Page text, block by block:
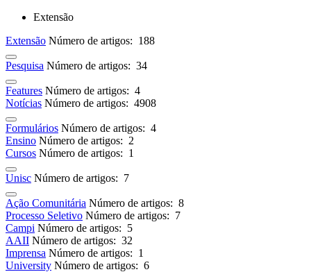
Extensão
Extensão Número de artigos: 188
Pesquisa Número de artigos: 34
Features Número de artigos: 4
Notícias Número de artigos: 4908
Formulários Número de artigos: 4
Ensino Número de artigos: 2
Cursos Número de artigos: 1
Unisc Número de artigos: 7
Ação Comunitária Número de artigos: 8
Processo Seletivo Número de artigos: 7
Campi Número de artigos: 5
AAII Número de artigos: 32
Imprensa Número de artigos: 1
University Número de artigos: 6